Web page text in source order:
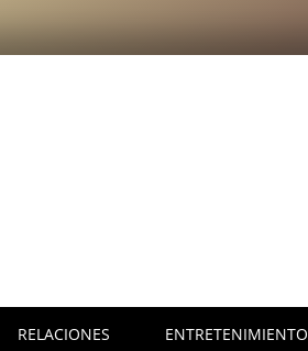
RELACIONES ENTRETENIMIENTO